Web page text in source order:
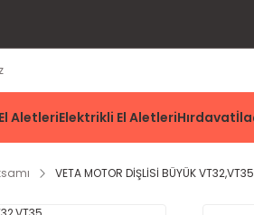
AletleriElektrikli El AletleriHırdavat
VETA MOTOR DİŞLİSİ BÜYÜK VT32,VT35